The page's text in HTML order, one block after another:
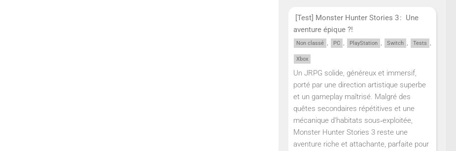
[Test] Monster Hunter Stories 3 : Une
aventure épique ?!
Non classé , PC , PlayStation , Switch , Tests ,
Xbox
Un JRPG solide, généreux et immersif,
porté par une direction artistique superbe
et un gameplay maîtrisé. Malgré des
quêtes secondaires répétitives et une
mécanique d’habitats sous‑exploitée,
Monster Hunter Stories 3 reste une
aventure riche et attachante, parfaite pour